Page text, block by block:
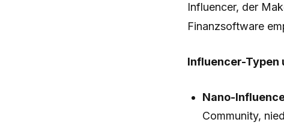
Influencer, der
Finanzsoftware
Influencer-Typen
Nano-
Community,